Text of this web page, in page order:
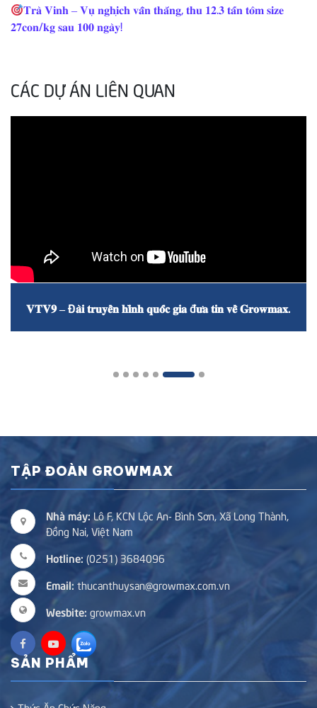
𝐓𝐫𝐚̀ 𝐕𝐢𝐧𝐡 – 𝐕𝐮̣ 𝐧𝐠𝐡𝐢̣𝐜𝐡 𝐯𝐚̂̃𝐧 𝐭𝐡𝐚̆́𝐧𝐠, 𝐭𝐡𝐮 𝟏𝟐.𝟑 𝐭𝐚̂́𝐧 𝐭𝐨̂𝐦 𝐬𝐢𝐳𝐞
𝟐𝟕𝐜𝐨𝐧/𝐤𝐠 𝐬𝐚𝐮 𝟏𝟎𝟎 𝐧𝐠𝐚̀𝐲!
CÁC DỰ ÁN LIÊN QUAN
𝐕𝐓𝐕𝟗 – Đ𝐚̀𝐢 𝐭𝐫𝐮𝐲𝐞̂̀𝐧 𝐡𝐢̀𝐧𝐡 𝐪𝐮𝐨̂́𝐜 𝐠𝐢𝐚 đ𝐮̛𝐚 𝐭𝐢𝐧 𝐯𝐞̂̀ 𝐆𝐫𝐨𝐰𝐦𝐚𝐱.
TẬP ĐOÀN GROWMAX
Nhà máy: Lô F, KCN Lộc An- Bình Sơn, Xã Long Thành,
Đồng Nai, Việt Nam
Hotline: (0251) 3684096
Email: thucanthuysan@growmax.com.vn
Wesbite: growmax.vn
SẢN PHẨM